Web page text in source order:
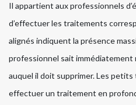
Il appartient aux professionnels
d’effectuer les traitements
alignés indiquent la présence
professionnel sait
auquel il doit supprimer. Les
effectuer un traitement en